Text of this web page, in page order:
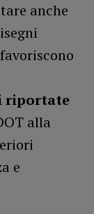
anche
riportate
alla
e